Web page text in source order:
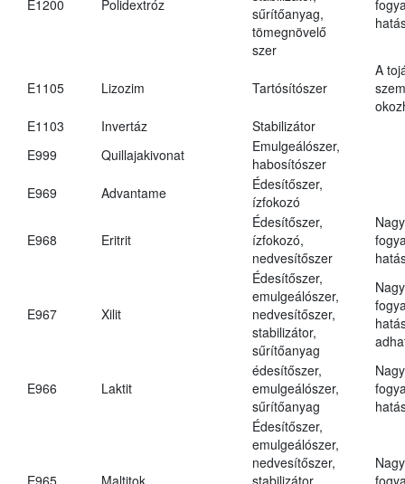
E1200 Polidextróz
sűrítőanyag,
tömegnövelő
szer
E1105 Lizozim Tartósítószer
A
E1103
Invertáz
Stabilizátor
E999
Quillajakivonat
Emulgeálószer,
habosítószer
E969
Advantame
Édesítőszer,
ízfokozó
E968 Eritrit
Édesítőszer,
ízfokozó,
nedvesítőszer
E967 Xilit
Édesítőszer,
emulgeálószer,
nedvesítőszer,
stabilizátor,
sűrítőanyag
E966 Laktit
édesítőszer,
emulgeálószer,
sűrítőanyag
E965 Maltitok
Édesítőszer,
emulgeálószer,
nedvesítőszer,
stabilizátor,